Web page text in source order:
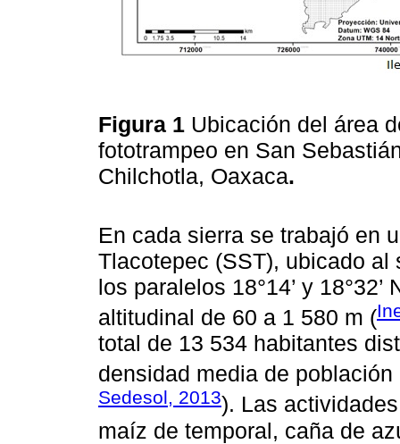
Figura 1 Ubicación del área
fototrampeo en San
Chilchotla, Oaxaca.
En cada sierra se trabajó en
Tlacotepec (SST), ubicado
los paralelos 18°14’ y 18°32’
altitudinal de 60 a 1 580 m (
total de 13 534 habitantes
densidad media de
Sedesol, 2013). Las
maíz de temporal, caña de